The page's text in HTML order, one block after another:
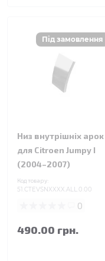
Низ внутрішніх арок
для Citroen Jumpy I
(2004–2007)
Код товару:
51.CTEVSNXXXX.ALL.0.00
0
490.00 грн.